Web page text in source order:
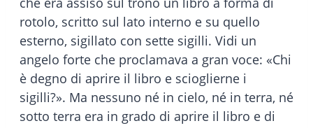
rotolo, scritto sul lato interno e su quello
esterno, sigillato con sette sigilli. Vidi un
angelo forte che proclamava a gran voce: «Chi
è degno di aprire il libro e scioglierne i
sigilli?». Ma nessuno né in cielo, né in terra, né
sotto terra era in grado di aprire il libro e di